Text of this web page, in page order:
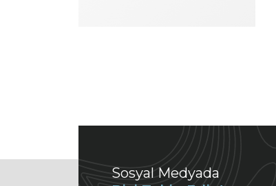
Sosyal Medyada